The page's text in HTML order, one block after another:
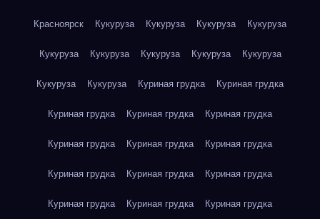
Красноярск Кукуруза Кукуруза Кукуруза Кукуруза
Кукуруза Кукуруза Кукуруза Кукуруза Кукуруза
Кукуруза Кукуруза Куриная грудка Куриная грудка
Куриная грудка Куриная грудка Куриная грудка
Куриная грудка Куриная грудка Куриная грудка
Куриная грудка Куриная грудка Куриная грудка
Куриная грудка Куриная грудка Куриная грудка